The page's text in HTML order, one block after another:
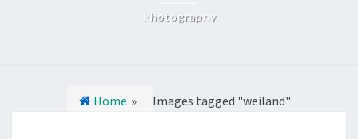
Photography
Home » Images tagged "weiland"